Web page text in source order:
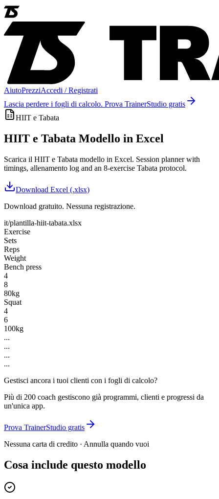
AiutoPrezziAccedi / Registrati
Lascia perdere i fogli di calcolo. Prova TrainerStudio gratis
HIIT e Tabata
HIIT e Tabata Modello in Excel
Scarica il HIIT e Tabata modello in Excel. Session planner with
timings, allenamento log and an 8-exercise Tabata protocol.
Download Excel (.xlsx)
Download gratuito. Nessuna registrazione.
it/plantilla-hiit-tabata.xlsx
Exercise
Sets
Reps
Weight
Bench press
4
8
80kg
Squat
4
6
100kg
...
...
...
...
Gestisci ancora i tuoi clienti con i fogli di calcolo?
Più di 200 coach gestiscono già programmi, clienti e progressi da
un'unica app.
Prova TrainerStudio gratis
Nessuna carta di credito · Annulla quando vuoi
Cosa include questo modello